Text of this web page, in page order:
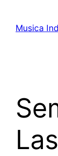
contenido
Musica